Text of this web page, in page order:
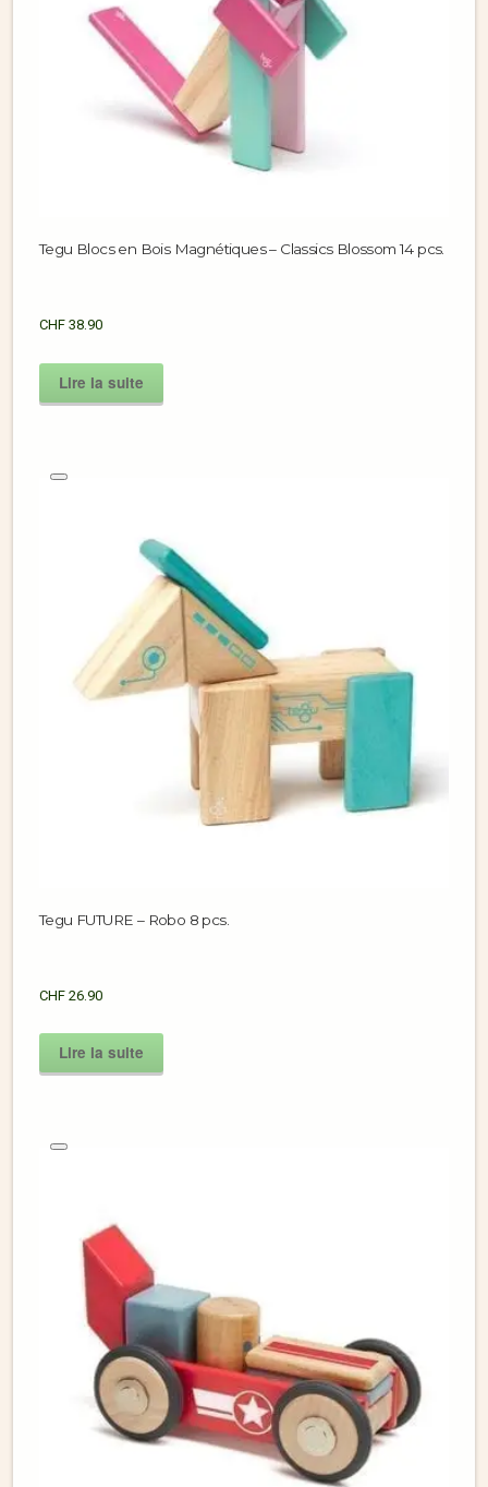
Tegu Blocs en Bois Magnétiques – Classics Blossom 14 pcs.
CHF 38.90
Lire la suite
Tegu FUTURE – Robo 8 pcs.
CHF 26.90
Lire la suite